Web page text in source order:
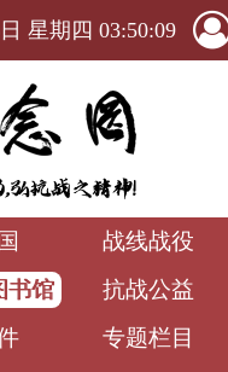
星期四 03:50:10
战线战役
书馆
抗战公益
专题栏目